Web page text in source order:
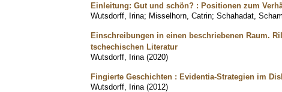
Einleitung: Gut und schön? : Positionen zum
Wutsdorff, Irina; Misselhorn, Catrin; Schahadat,
Einschreibungen in einen beschriebenen Raum.
tschechischen Literatur
Wutsdorff, Irina (2020)
Fingierte Geschichten : Evidentia-Strategien im
Wutsdorff, Irina (2012)